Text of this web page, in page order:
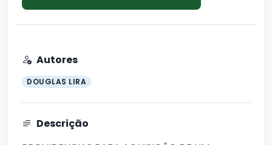
Autores
DOUGLAS LIRA
Descrição